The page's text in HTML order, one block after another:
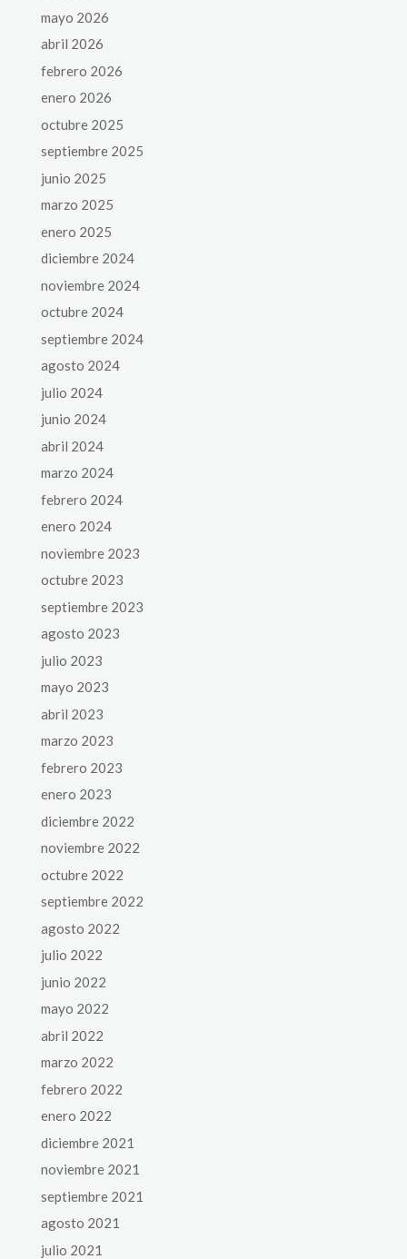
mayo 2026
abril 2026
febrero 2026
enero 2026
octubre 2025
septiembre 2025
junio 2025
marzo 2025
enero 2025
diciembre 2024
noviembre 2024
octubre 2024
septiembre 2024
agosto 2024
julio 2024
junio 2024
abril 2024
marzo 2024
febrero 2024
enero 2024
noviembre 2023
octubre 2023
septiembre 2023
agosto 2023
julio 2023
mayo 2023
abril 2023
marzo 2023
febrero 2023
enero 2023
diciembre 2022
noviembre 2022
octubre 2022
septiembre 2022
agosto 2022
julio 2022
junio 2022
mayo 2022
abril 2022
marzo 2022
febrero 2022
enero 2022
diciembre 2021
noviembre 2021
septiembre 2021
agosto 2021
julio 2021